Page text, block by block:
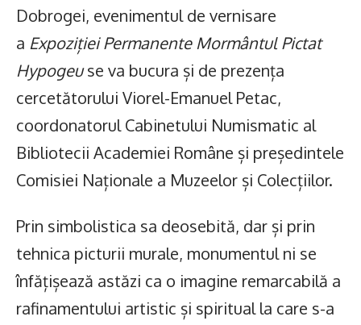
Dobrogei, evenimentul de vernisare
a Expoziției Permanente Mormântul Pictat
Hypogeuse va bucura și de prezența
cercetătorului Viorel-Emanuel Petac,
coordonatorul Cabinetului Numismatic al
Bibliotecii Academiei Române și președintele
Comisiei Naționale a Muzeelor și Colecțiilor.
Prin simbolistica sa deosebită, dar și prin
tehnica picturii murale, monumentul ni se
înfățișează astăzi ca o imagine remarcabilă a
rafinamentului artistic și spiritual la care s-a